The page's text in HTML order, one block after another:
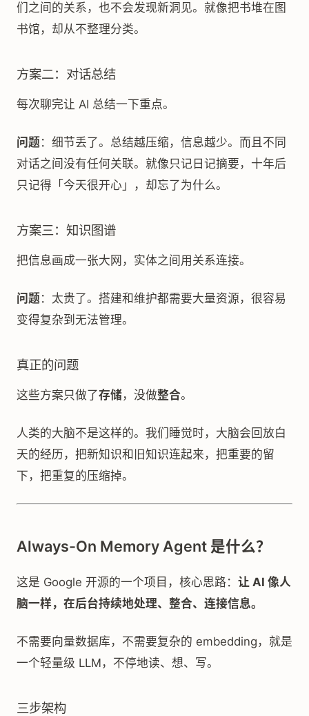
们之间的关系，也不会发现新洞见。就像把书堆在图
书馆，却从不整理分类。
方案二：对话总结
每次聊完让 AI 总结一下重点。
问题 ：细节丢了。总结越压缩，信息越少。而且不同
对话之间没有任何关联。就像只记日记摘要，十年后
只记得「今天很开心」，却忘了为什么。
方案三：知识图谱
把信息画成一张大网，实体之间用关系连接。
问题 ：太贵了。搭建和维护都需要大量资源，很容易
变得复杂到无法管理。
真正的问题
这些方案只做了存储，没做整合。
人类的大脑不是这样的。我们睡觉时，大脑会回放白
天的经历，把新知识和旧知识连起来，把重要的留
下，把重复的压缩掉。
Always-On Memory Agent 是什么？
这是 Google 开源的一个项目，核心思路： 让 AI 像人
脑一样，在后台持续地处理、整合、连接信息。
不需要向量数据库，不需要复杂的 embedding，就是
一个轻量级 LLM，不停地读、想、写。
三步架构